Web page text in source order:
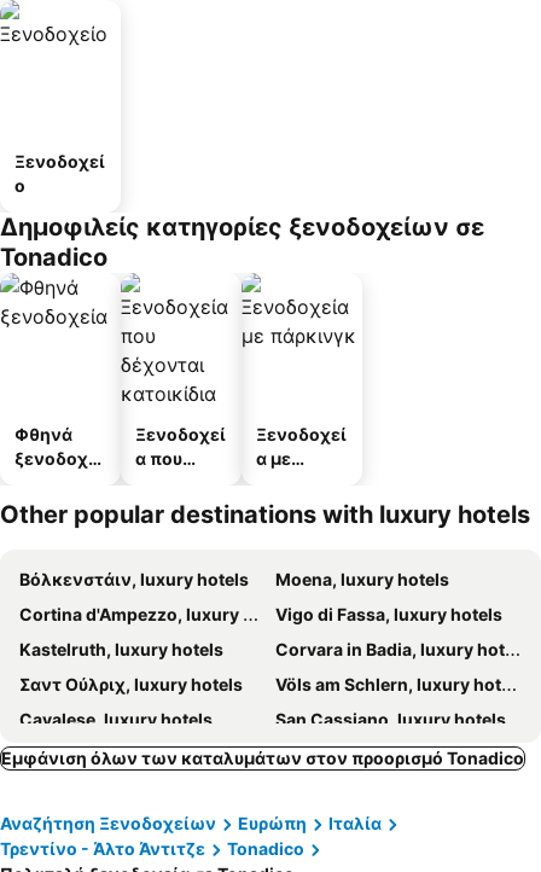
Ξενοδοχεί
ο
Δημοφιλείς κατηγορίες ξενοδοχείων σε
Tonadico
Φθηνά
ξενοδοχεί
Ξενοδοχεί
α που
κατοικίδι
α
Ξενοδοχεί
α με
Other popular destinations with luxury hotels
Βόλκενστάιν, luxury hotels
Moena, luxury hotels
Cortina d'Ampezzo, luxury hotels
Vigo di Fassa, luxury hotels
Kastelruth, luxury hotels
Corvara in Badia, luxury hotels
Σαντ Ούλριχ, luxury hotels
Völs am Schlern, luxury hotels
Cavalese, luxury hotels
San Cassiano, luxury hotels
Ritten - Klobenstein, luxury hotels
San Vito di Cadore, luxury hotels
Valle di Cadore, luxury hotels
Asolo, luxury hotels
Nova Ponente, luxury hotels
Tiers am Rosengarten, luxury hotels
Εμφάνιση όλων των καταλυμάτων στον προορισμό Tonadico
Αναζήτηση Ξενοδοχείων Ευρώπη
Ιταλία
Τρεντίνο - Άλτο Άντιτζε
Tonadico